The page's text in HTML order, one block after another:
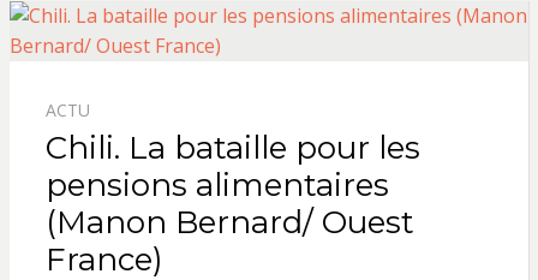
ACTU
Chili. La bataille pour les
pensions alimentaires
(Manon Bernard/ Ouest
France)